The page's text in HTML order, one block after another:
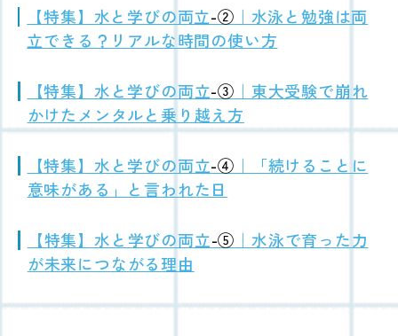
【特集】水と学びの両立-② ｜水泳と勉強は両
立できる？リアルな時間の使い方
【特集】水と学びの両立-③ ｜東大受験で崩れ
かけたメンタルと乗り越え方
【特集】水と学びの両立-④ ｜「続けることに
意味がある」と言われた日
【特集】水と学びの両立-⑤ ｜水泳で育った力
が未来につながる理由